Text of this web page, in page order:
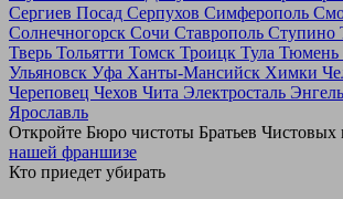
Сергиев Посад Серпухов Симферополь
Солнечногорск Сочи Ставрополь Ступино
Тверь Тольятти Томск Троицк Тула Тюмень
Ульяновск Уфа Ханты-Мансийск Химки
Череповец Чехов Чита Электросталь
Ярославль
Откройте Бюро чистоты Братьев Чистовых
нашей франшизе
Кто приедет убирать